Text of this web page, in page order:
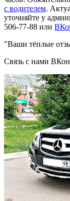
с водителем.
уточняйте у
506-77-88 или
"Ваши тёплые
Связь с нами